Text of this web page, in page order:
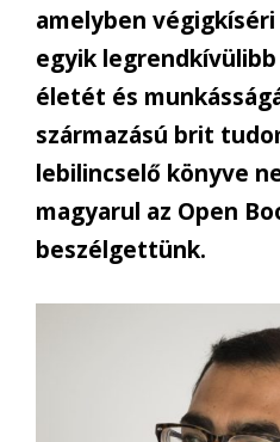
amelyben végigkíséri
egyik
életét és
származású brit
lebilincselő könyve
magyarul az Open
beszélgettünk.